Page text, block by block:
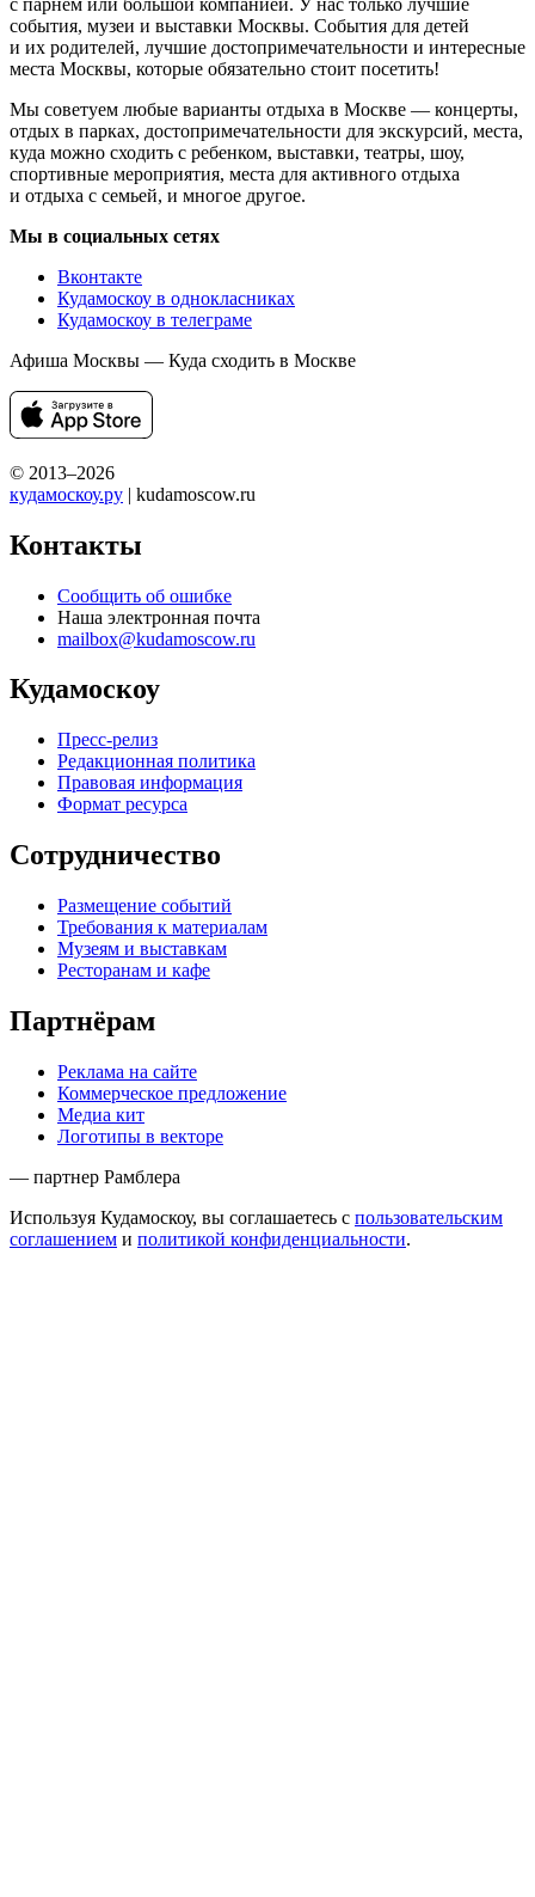
события, музеи и выставки Москвы. События для детей
и их родителей, лучшие достопримечательности и интересные
места Москвы, которые обязательно стоит посетить!
Мы советуем любые варианты отдыха в Москве — концерты,
отдых в парках, достопримечательности для экскурсий, места,
куда можно сходить с ребенком, выставки, театры, шоу,
спортивные мероприятия, места для активного отдыха
и отдыха с семьей, и многое другое.
Мы в социальных сетях
Вконтакте
Кудамоскоу в однокласниках
Кудамоскоу в телеграме
Афиша Москвы — Куда сходить в Москве
© 2013–2026
кудамоскоу.ру | kudamoscow.ru
Контакты
Сообщить об ошибке
Наша электронная почта
mailbox@kudamoscow.ru
Кудамоскоу
Пресс-релиз
Редакционная политика
Правовая информация
Формат ресурса
Сотрудничество
Размещение событий
Требования к материалам
Музеям и выставкам
Ресторанам и кафе
Партнёрам
Реклама на сайте
Коммерческое предложение
Медиа кит
Логотипы в векторе
— партнер Рамблера
Используя Кудамоскоу, вы соглашаетесь с пользовательским
соглашением и политикой конфиденциальности.